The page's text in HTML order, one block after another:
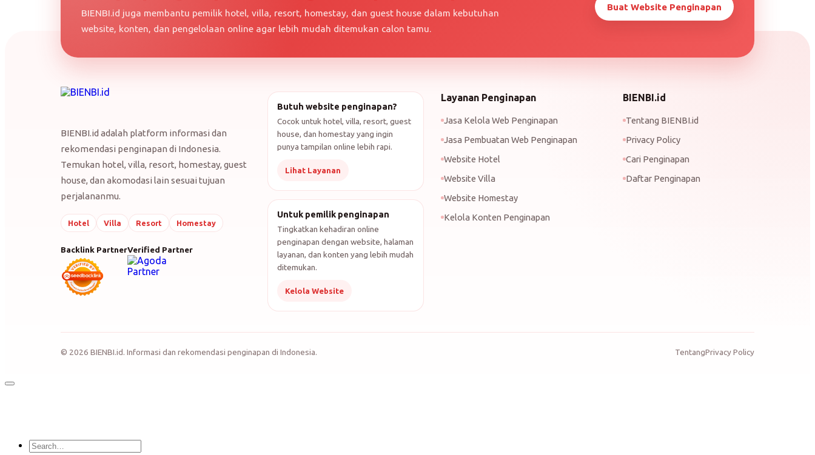
BIENBI.id juga membantu pemilik hotel, villa, resort, homestay, dan guest house dalam kebutuhan
website, konten, dan pengelolaan online agar lebih mudah ditemukan calon tamu.
Buat Website Penginapan
BIENBI.id adalah platform informasi dan
rekomendasi penginapan di Indonesia.
Temukan hotel, villa, resort, homestay, guest
house, dan akomodasi lain sesuai tujuan
perjalananmu.
Hotel Villa Resort Homestay
Backlink PartnerVerified Partner
Butuh website penginapan?
Cocok untuk hotel, villa, resort, guest
house, dan homestay yang ingin
punya tampilan online lebih rapi.
Lihat Layanan
Untuk pemilik penginapan
Tingkatkan kehadiran online
penginapan dengan website, halaman
layanan, dan konten yang lebih mudah
ditemukan.
Kelola Website
Layanan Penginapan
Jasa Kelola Web Penginapan
Jasa Pembuatan Web Penginapan
Website Hotel
Website Villa
Website Homestay
Kelola Konten Penginapan
BIENBI.id
Tentang BIENBI.id
Privacy Policy
Cari Penginapan
Daftar Penginapan
© 2026 BIENBI.id. Informasi dan rekomendasi penginapan di Indonesia. TentangPrivacy Policy